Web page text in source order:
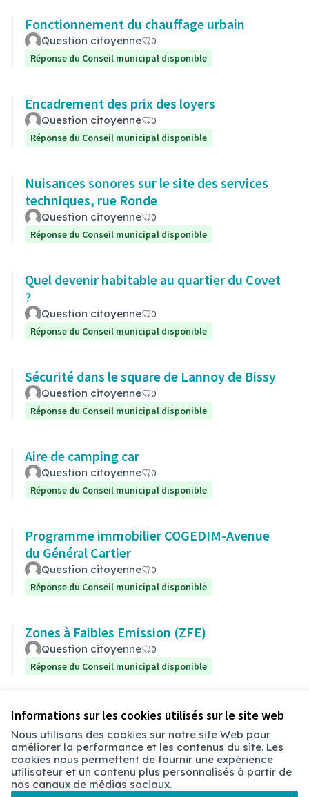
Informations sur les cookies utilisés sur le site web
Nous utilisons des cookies sur notre site Web pour
améliorer la performance et les contenus du site. Les
cookies nous permettent de fournir une expérience
utilisateur et un contenu plus personnalisés à partir de
nos canaux de médias sociaux.
Fonctionnement du chauffage urbain
Question citoyenne
0
Réponse du Conseil municipal disponible
Encadrement des prix des loyers
Question citoyenne
0
Réponse du Conseil municipal disponible
Nuisances sonores sur le site des services
techniques, rue Ronde
Question citoyenne
0
Réponse du Conseil municipal disponible
Quel devenir habitable au quartier du Covet
?
Question citoyenne
0
Réponse du Conseil municipal disponible
Sécurité dans le square de Lannoy de Bissy
Question citoyenne
0
Réponse du Conseil municipal disponible
Aire de camping car
Question citoyenne
0
Réponse du Conseil municipal disponible
Programme immobilier COGEDIM-Avenue
du Général Cartier
Question citoyenne
0
Réponse du Conseil municipal disponible
Zones à Faibles Emission (ZFE)
Question citoyenne
0
Réponse du Conseil municipal disponible
Conditions d'utilisation
Paramètres des cookies
Chambéry sur X
Chambéry sur Facebook
Chambéry sur Instagram